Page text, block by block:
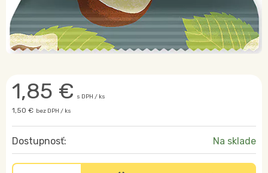
1,85 € s DPH / ks
1,50 € bez DPH / ks
Dostupnosť: Na sklade